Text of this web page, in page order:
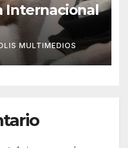
Internacional
MULTIMEDIOS